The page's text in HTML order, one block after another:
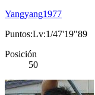
Yangyang1977
Puntos:Lv:1/47'19"89
Posición
50